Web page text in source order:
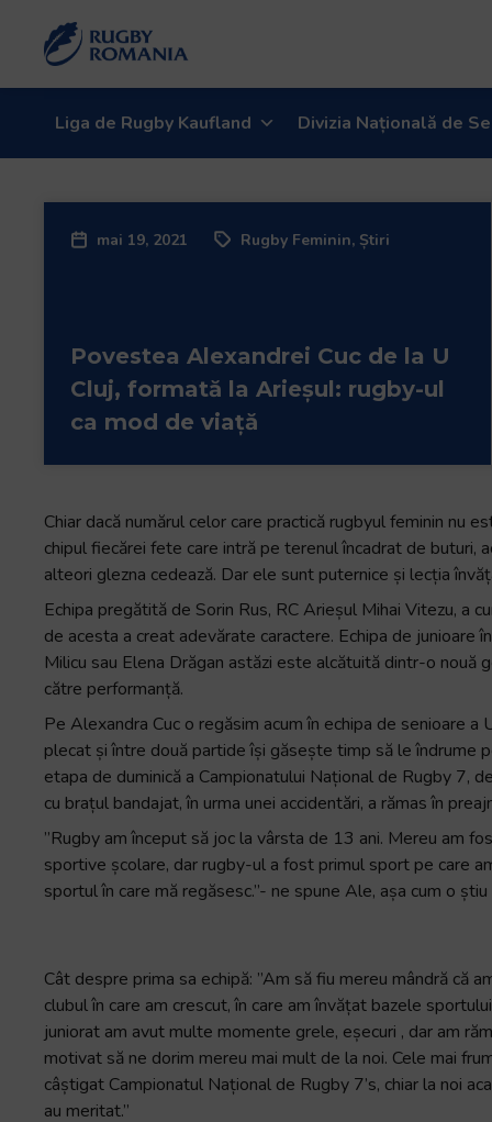
Liga de Rugby Kaufland Divizia Națională de
mai 19, 2021 Rugby Feminin, Știri
Povestea Alexandrei Cuc de la U
Cluj, formată la Arieșul: rugby-ul
ca mod de viață
Chiar dacă numărul celor care practică rugbyul feminin nu
chipul fiecărei fete care intră pe terenul încadrat de buturi,
alteori glezna cedează. Dar ele sunt puternice și lecția
Echipa pregătită de Sorin Rus, RC Arieșul Mihai Vitezu, a
de acesta a creat adevărate caractere. Echipa de junioare
Milicu sau Elena Drăgan astăzi este alcătuită dintr-o nouă
către performanță.
Pe Alexandra Cuc o regăsim acum în echipa de senioare
plecat și între două partide își găsește timp să le
etapa de duminică a Campionatului Național de Rugby 7,
cu brațul bandajat, în urma unei accidentări, a rămas în
”Rugby am început să joc la vârsta de 13 ani. Mereu am
sportive școlare, dar rugby-ul a fost primul sport pe care
sportul în care mă regăsesc.”- ne spune Ale, așa cum o
Cât despre prima sa echipă: ”Am să fiu mereu mândră că
clubul în care am crescut, în care am învățat bazele
juniorat am avut multe momente grele, eșecuri , dar am
motivat să ne dorim mereu mai mult de la noi. Cele mai
câștigat Campionatul Național de Rugby 7’s, chiar la noi
au meritat.”